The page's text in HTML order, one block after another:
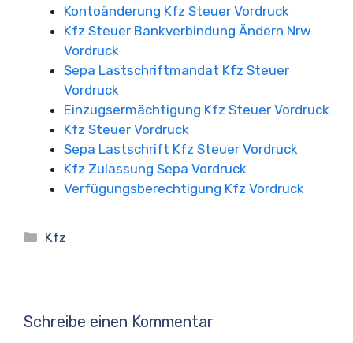
Kontoänderung Kfz Steuer Vordruck
Kfz Steuer Bankverbindung Ändern Nrw
Vordruck
Sepa Lastschriftmandat Kfz Steuer
Vordruck
Einzugsermächtigung Kfz Steuer Vordruck
Kfz Steuer Vordruck
Sepa Lastschrift Kfz Steuer Vordruck
Kfz Zulassung Sepa Vordruck
Verfügungsberechtigung Kfz Vordruck
Kategorien
Kfz
Schreibe einen Kommentar